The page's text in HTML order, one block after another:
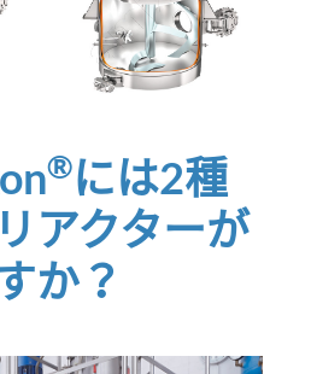
®には2種
アクターが
か？